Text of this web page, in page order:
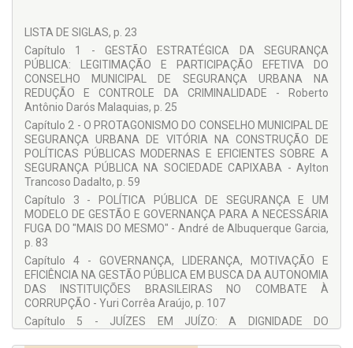
somando-se aos pioneiros da corporação na edificação da
área de TIC. Desenvolveu vários projetos de modernização
nos anos seguintes, inclusive o Plano de Estruturação em TIC
junto à Direção-Geral da PF em Brasília, no ano de 2002.
Atuou como professor na Academia Nacional da Polícia
Federal (ANP/PF) e conquistou sua “Aposentadoria Especial
Voluntária” no ano de 2013. É Oficial da “Tropa de Elite” do
Exército Brasileiro com a patente de 2º Tenente de Infantaria
Paraquedista, com centenas de “saltos em exercícios de
combate” (na Reserva desde 1984). Foi homenageado com a
Ordem do Mérito “Domingos Martins”, no grau Comendador,
em 22/11/2021, sendo a maior condecoração do Estado do
Espírito Santo entregue a celebridades nacionais e
internacionais. Em 29/03/2022, recebeu a Comenda do
Mérito Legislativo “Agesandro da Costa Pereira” que
homenageia advogados possuidores de notável saber
jurídico e relevantes serviços prestados à sociedade
capixaba. Foi agraciado com a Comenda “Carlinhos de
Oliveira” por relevantes serviços prestados ao município de
Vitória/ES, em 13/09/2022. Possui diversos artigos e livros
publicados.
LISTA DE SIGLAS, p. 23
Capítulo 1 - GESTÃO ESTRATÉGICA DA SEGURANÇA
PÚBLICA: LEGITIMAÇÃO E PARTICIPAÇÃO EFETIVA DO
CONSELHO MUNICIPAL DE SEGURANÇA URBANA NA
REDUÇÃO E CONTROLE DA CRIMINALIDADE - Roberto
Antônio Darós Malaquias, p. 25
Capítulo 2 - O PROTAGONISMO DO CONSELHO MUNICIPAL DE
SEGURANÇA URBANA DE VITÓRIA NA CONSTRUÇÃO DE
POLÍTICAS PÚBLICAS MODERNAS E EFICIENTES SOBRE A
SEGURANÇA PÚBLICA NA SOCIEDADE CAPIXABA - Aylton
Trancoso Dadalto, p. 59
Capítulo 3 - POLÍTICA PÚBLICA DE SEGURANÇA E UM
MODELO DE GESTÃO E GOVERNANÇA PARA A NECESSÁRIA
FUGA DO "MAIS DO MESMO" - André de Albuquerque Garcia,
p. 83
Capítulo 4 - GOVERNANÇA, LIDERANÇA, MOTIVAÇÃO E
EFICIÊNCIA NA GESTÃO PÚBLICA EM BUSCA DA AUTONOMIA
DAS INSTITUIÇÕES BRASILEIRAS NO COMBATE À
CORRUPÇÃO - Yuri Corrêa Araújo, p. 107
Capítulo 5 - JUÍZES EM JUÍZO: A DIGNIDADE DO